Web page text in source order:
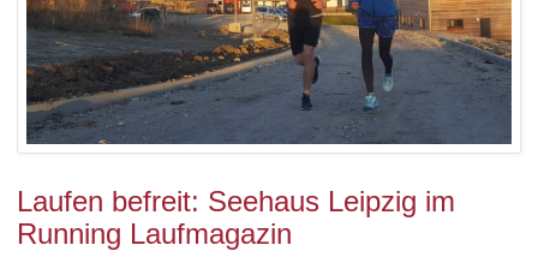
Laufen befreit: Seehaus Leipzig im
Running Laufmagazin